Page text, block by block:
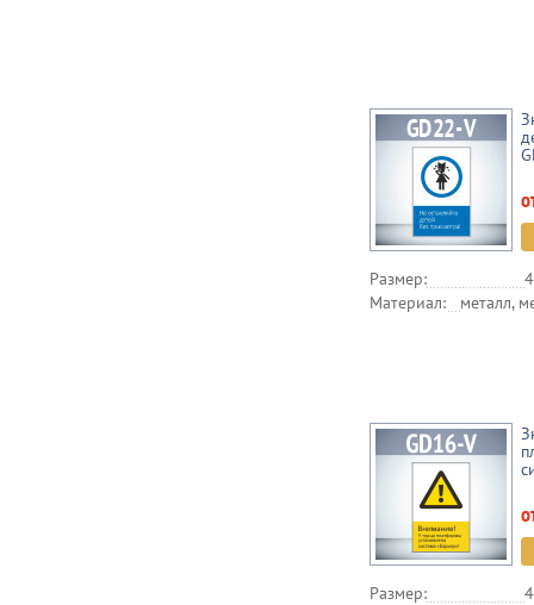
Размер:
Материал:
металл,
Размер: